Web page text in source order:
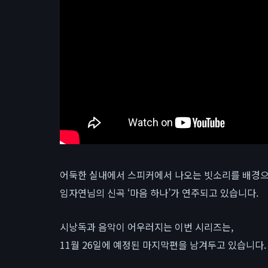
어둑한 실내에서 스피커에서 나오는 빗소리를 배경
임자연님의 신곡 ‘마음 하나’가 연주되고 있습니다.
시낭독과 음악이 어우러지는 이번 시리즈는,
11월 26일에 예정된 마지막편을 남겨두고 있습니다.